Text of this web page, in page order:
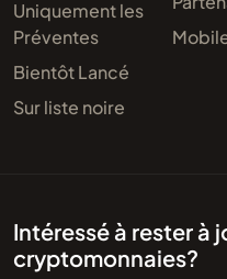
Uniquement les
Préventes
Bientôt Lancé
Sur liste noire
Intéressé à rester à
cryptomonnaies?